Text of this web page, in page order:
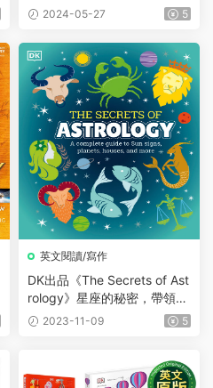
多深？2024-05-27 5
英文閱讀/寫作
DK出品《The Secrets of Ast
rology》星座的秘密，帶領孩
子發現星星的隐藏意義！
2023-11-09 5